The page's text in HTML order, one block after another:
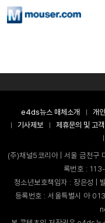
e4ds뉴스 매체소개 개
기사제보
제휴문의 및 고
(주)채널5코리아 | 서울 금천구
록번호 :
청소년보호책임자 : 장은성
등록번호 : 서울특별시 아